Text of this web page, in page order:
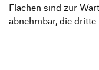
Flächen sind zur
abnehmbar, die